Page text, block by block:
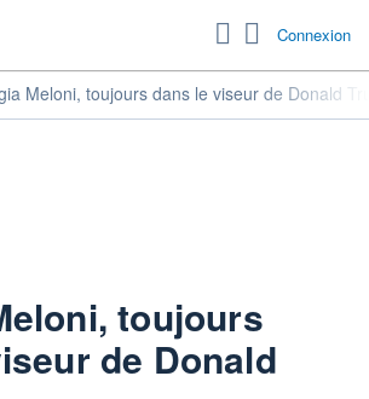
Connexion
Meloni, toujours dans le viseur de Donald
toujours
de Donald